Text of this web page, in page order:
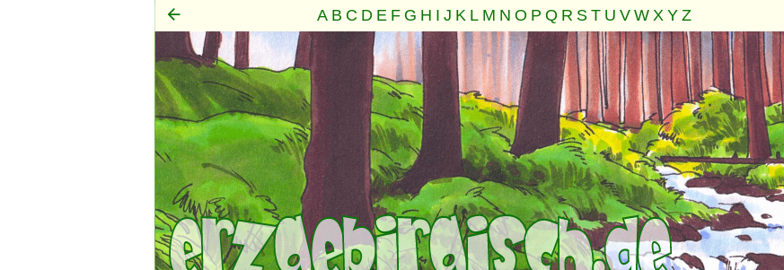
A B C D E F G H I J K L M N O P Q R S T U V W X Y Z
Mensch·Seele Geist ·Familie ·Gemeinschaft·Nahrung·Natur·Sonstiges